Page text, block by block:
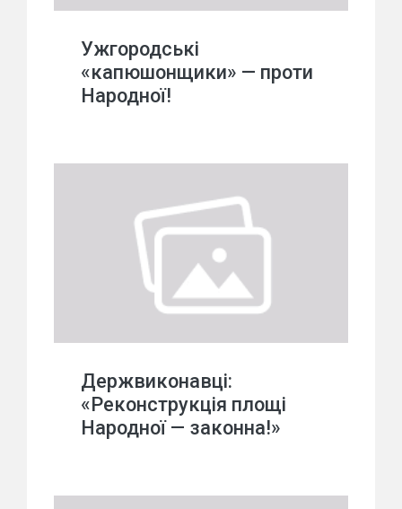
Ужгородські
«капюшонщики» — проти
Народної!
Держвиконавці:
«Реконструкція площі
Народної — законна!»